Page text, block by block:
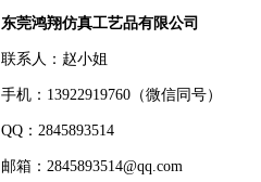
东莞鸿翔仿真工艺品有限公司
联系人：赵小姐
手机：13922919760（微信同号）
QQ：2845893514
邮箱：2845893514@qq.com